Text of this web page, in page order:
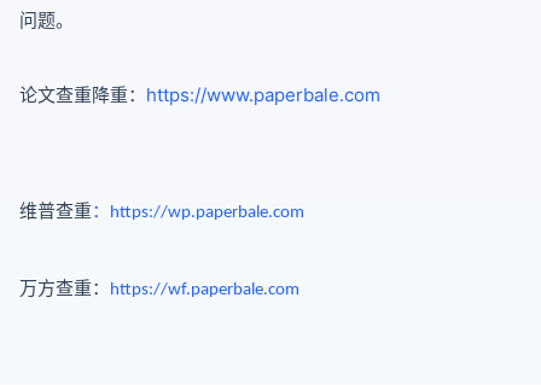
问题。
论文查重降重： https://www.paperbale.com
维普查重： https://wp.paperbale.com
万方查重： https://wf.paperbale.com